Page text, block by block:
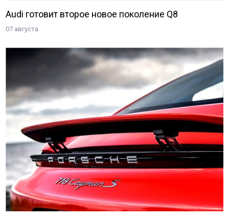
Audi готовит второе новое поколение Q8
07 августа